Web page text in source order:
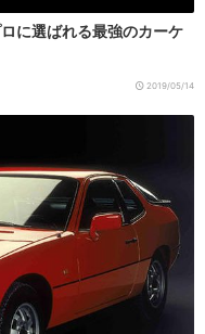
に選ばれる最強のカーケ
2019/05/14